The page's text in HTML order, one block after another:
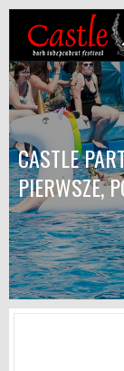
CASTLE
PIERWSZE,